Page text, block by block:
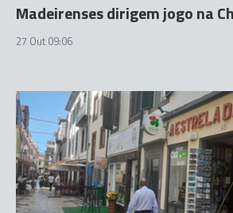
Madeirenses dirigem jogo na
27 Out 09:06